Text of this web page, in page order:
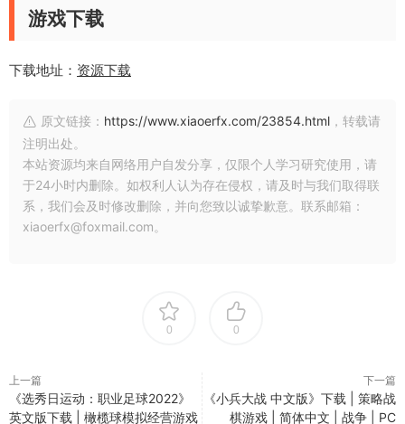
游戏下载
下载地址： 资源下载
原文链接： https://www.xiaoerfx.com/23854.html ，转载请
注明出处。
本站资源均来自网络用户自发分享，仅限个人学习研究使用，请
于24小时内删除。如权利人认为存在侵权，请及时与我们取得联
系，我们会及时修改删除，并向您致以诚挚歉意。联系邮箱：
xiaoerfx@foxmail.com。
0 0
上一篇
《选秀日运动：职业足球2022》
英文版下载 | 橄榄球模拟经营游戏
下一篇
《小兵大战 中文版》下载 | 策略战
棋游戏 | 简体中文 | 战争 | PC